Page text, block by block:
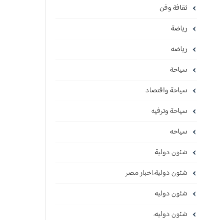
ثقافة وفن
رياضة
رياضه
سياحة
سياحة واقتصاد
سياحة وترفيه
سياحه
شئون دولية
شئون دولية،اخبار مصر
شئون دوليه
شئون دوليه،